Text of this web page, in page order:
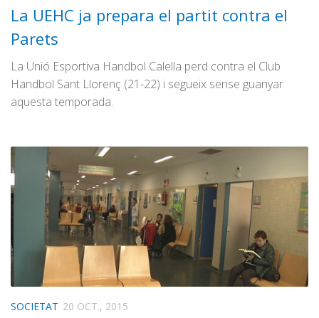
La UEHC ja prepara el partit contra el
Parets
La Unió Esportiva Handbol Calella perd contra el Club
Handbol Sant Llorenç (21-22) i segueix sense guanyar
aquesta temporada.
SOCIETAT 20 OCT., 2015